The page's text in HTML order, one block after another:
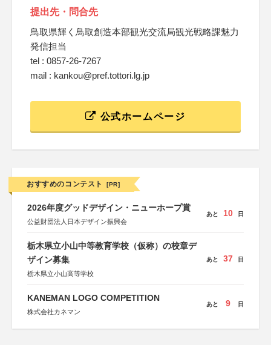
提出先・問合先
鳥取県輝く鳥取創造本部観光交流局観光戦略課魅力
発信担当
tel : 0857-26-7267
mail : kankou@pref.tottori.lg.jp
公式ホームページ
おすすめのコンテスト [PR]
2026年度グッドデザイン・ニューホープ賞
公益財団法人日本デザイン振興会
あと 10 日
栃木県立小山中等教育学校（仮称）の校章デ
ザイン募集
栃木県立小山高等学校
あと 37 日
KANEMAN LOGO COMPETITION
株式会社カネマン
あと 9 日